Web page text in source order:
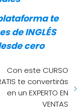
te
de INGLÉS
cero
Con este CURSO
te convertirás
en un EXPERTO EN
VENTAS